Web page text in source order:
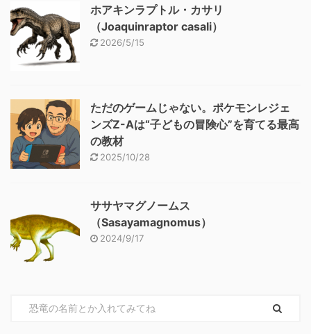
ホアキンラプトル・カサリ
（Joaquinraptor casali）
2026/5/15
ただのゲームじゃない。ポケモンレジェ
ンズZ-Aは“子どもの冒険心”を育てる最高
の教材
2025/10/28
ササヤマグノームス
（Sasayamagnomus）
2024/9/17